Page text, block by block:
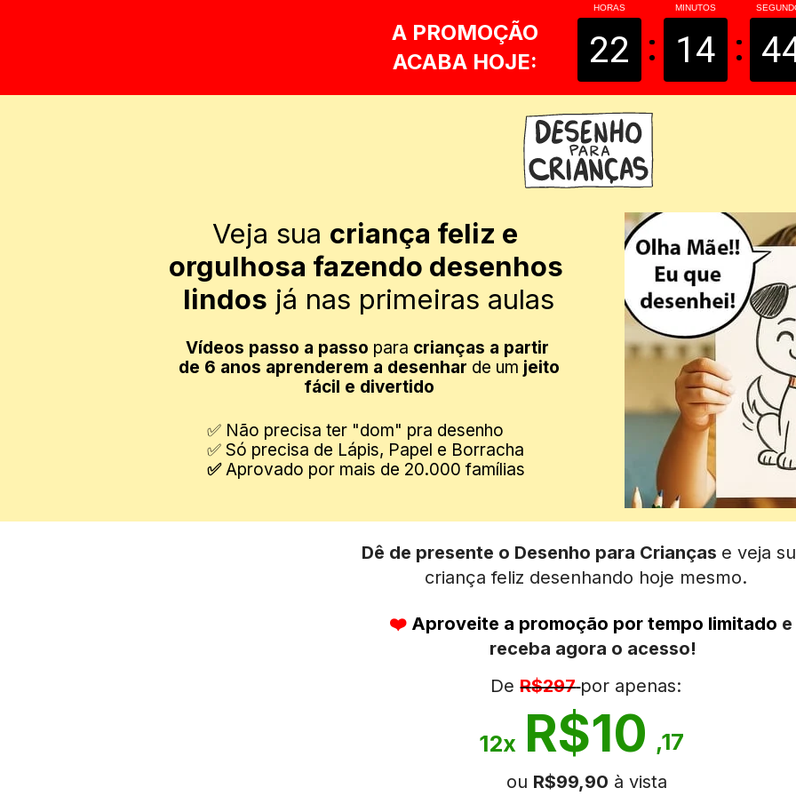
HORAS MINUTOS
22 14
A PROMOÇÃO
ACABA HOJE:
Veja sua criança feliz e
orgulhosa fazendo desenhos
lindos já nas primeiras aulas
Vídeos passo a passo para crianças a partir
de 6 anos aprenderem a desenhar de um jeito
fácil e divertido
✅ Não precisa ter "dom" pra desenho
✅ Só precisa de Lápis, Papel e Borracha
✅ Aprovado por mais de 20.000 famílias
Dê de presente o Desenho para Crianças e veja
criança feliz desenhando hoje mesmo.
❤️ Aproveite a promoção por tempo limitado e
receba agora o acesso!
De R$297 por apenas:
R$10 ,17
12x
ou R$99,90 à vista